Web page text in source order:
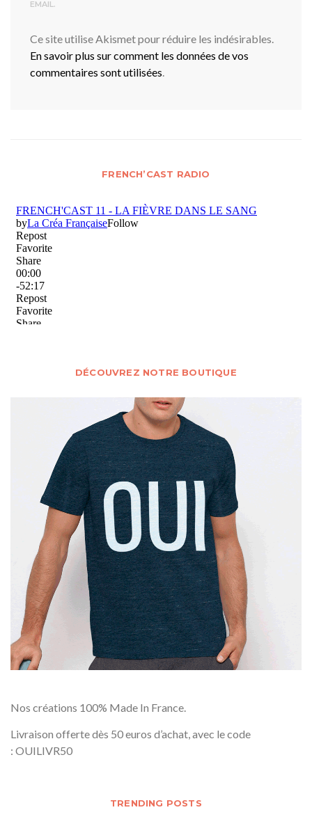
EMAIL.
Ce site utilise Akismet pour réduire les indésirables.
En savoir plus sur comment les données de vos
commentaires sont utilisées.
FRENCH’CAST RADIO
DÉCOUVREZ NOTRE BOUTIQUE
Nos créations 100% Made In France.
Livraison offerte dès 50 euros d’achat, avec le code
: OUILIVR50
TRENDING POSTS